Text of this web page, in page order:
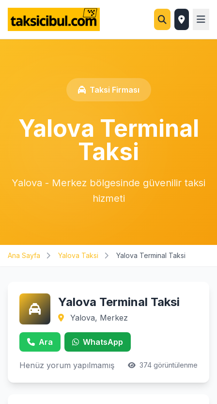
Taksi Firması
Yalova Terminal
Taksi
Yalova - Merkez bölgesinde güvenilir taksi
hizmeti
Ana Sayfa Yalova Taksi Yalova Terminal Taksi
Yalova Terminal Taksi
Yalova, Merkez
Ara WhatsApp
Henüz yorum yapılmamış 374 görüntülenme